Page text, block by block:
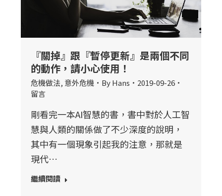
『關掉』跟『暫停更新』是兩個不同
的動作，請小心使用！
危機做法, 意外危機 ByHans
2019-09-26
留言
剛看完一本AI智慧的書，書中對於人工智
慧與人類的關係做了不少深度的說明，
其中有一個現象引起我的注意，那就是
現代…
繼續閱讀